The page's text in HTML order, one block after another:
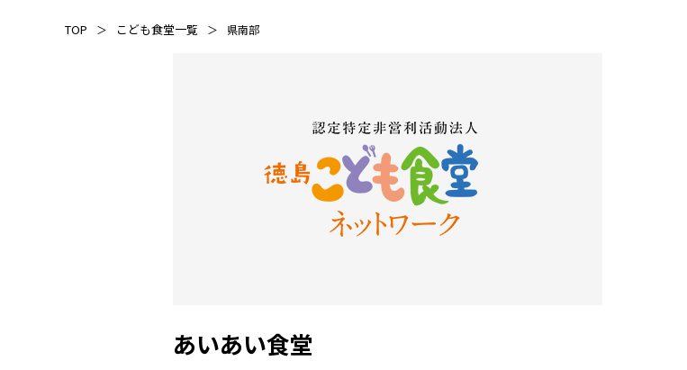
TOP こども食堂一覧 県南部
あいあい食堂